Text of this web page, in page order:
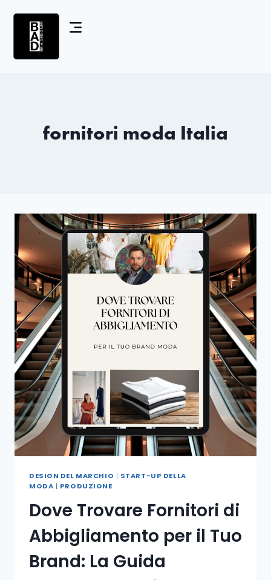
fornitori moda Italia
DESIGN DEL MARCHIO | START-UP DELLA
MODA | PRODUZIONE
Dove Trovare Fornitori di
Abbigliamento per il Tuo
Brand: La Guida